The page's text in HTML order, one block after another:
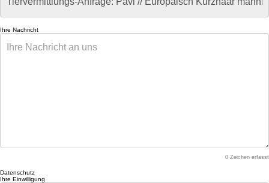
Ihre Nachricht
0 Zeichen erfasst
Datenschutz
Ihre Einwilligung